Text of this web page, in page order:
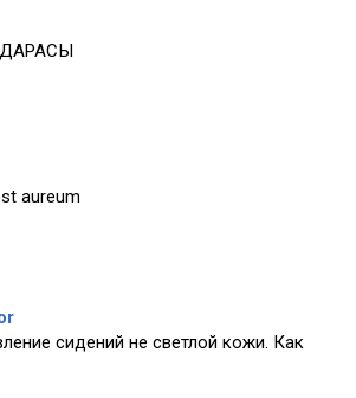
aureum
сидений не светлой кожи. Как